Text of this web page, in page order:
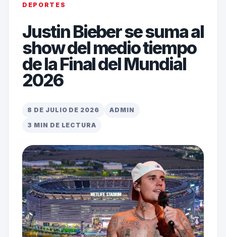
DEPORTES
Justin Bieber se suma al
show del medio tiempo
de la Final del Mundial
2026
8 DE JULIO DE 2026
ADMIN
3 MIN DE LECTURA